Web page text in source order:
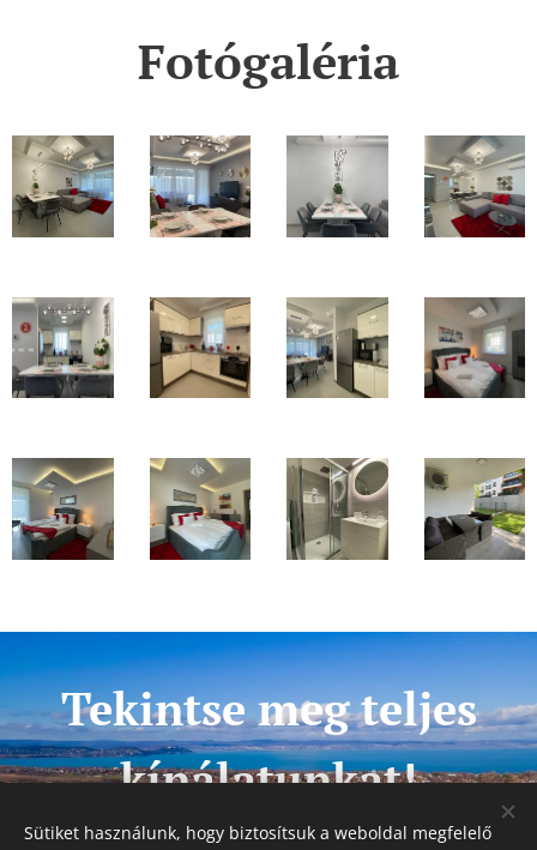
Fotógaléria
Tekintse meg teljes
kínálatunkat!
Sütiket használunk, hogy biztosítsuk a weboldal megfelelő